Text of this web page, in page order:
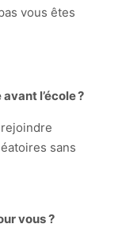
vous êtes
l’école ?
sans
vous ?